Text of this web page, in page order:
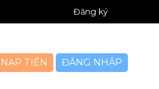
Đăng ký
ĐĂNG NHẬP
NẠP TIỀN